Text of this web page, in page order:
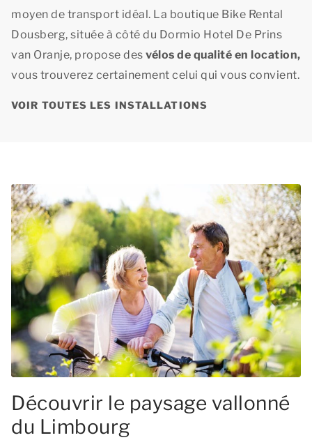
moyen de transport idéal. La boutique Bike Rental
Dousberg, située à côté du Dormio Hotel De Prins
van Oranje, propose des vélos de qualité en location,
vous trouverez certainement celui qui vous convient.
VOIR TOUTES LES INSTALLATIONS
Découvrir le paysage vallonné
du Limbourg